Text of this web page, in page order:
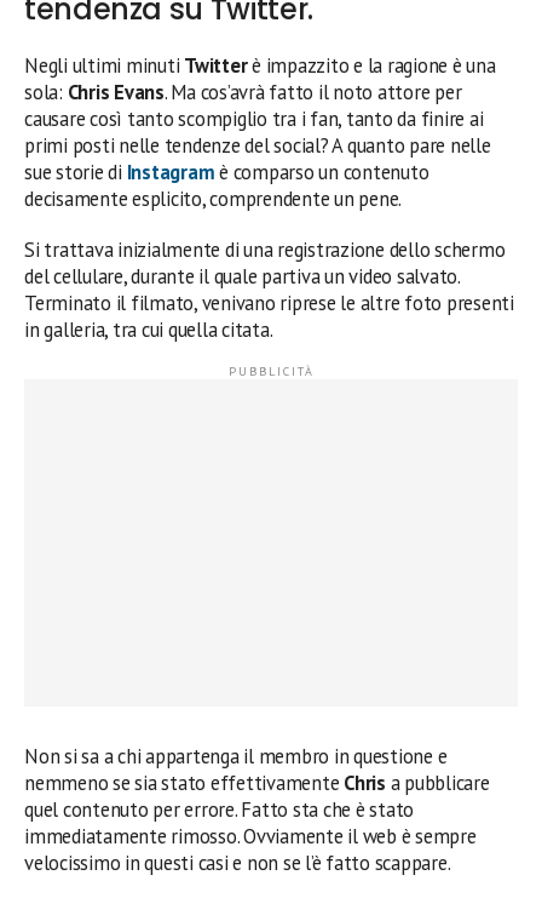
tendenza su Twitter.
Negli ultimi minuti Twitterè impazzito e la ragione è una
sola: Chris Evans. Ma cos’avrà fatto il noto attore per
causare così tanto scompiglio tra i fan, tanto da finire ai
primi posti nelle tendenze del social? A quanto pare nelle
sue storie di Instagramè comparso un contenuto
decisamente esplicito, comprendente un pene.
Si trattava inizialmente di una registrazione dello schermo
del cellulare, durante il quale partiva un video salvato.
Terminato il filmato, venivano riprese le altre foto presenti
in galleria, tra cui quella citata.
Non si sa a chi appartenga il membro in questione e
nemmeno se sia stato effettivamente Chris a pubblicare
quel contenuto per errore. Fatto sta che è stato
immediatamente rimosso. Ovviamente il web è sempre
velocissimo in questi casi e non se l’è fatto scappare.